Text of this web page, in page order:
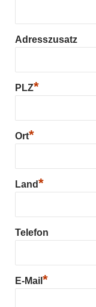
Adresszusatz
PLZ*
Ort*
Land*
Telefon
E-Mail *